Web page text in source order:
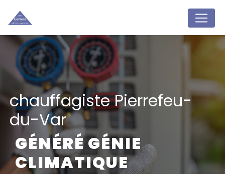
chauffagiste Pierrefeu-
du-Var
GÉNÉRÉ GÉNIE
CLIMATIQUE